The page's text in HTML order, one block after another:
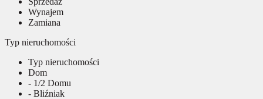
Wynajem
Zamiana
Typ nieruchomości
Typ nieruchomości
Dom
- 1/2 Domu
- Bliźniak